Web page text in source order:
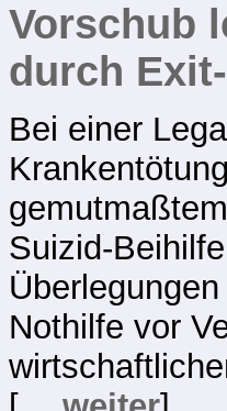
Vorschub
durch
Bei einer
Suizid-
Nothilfe vor